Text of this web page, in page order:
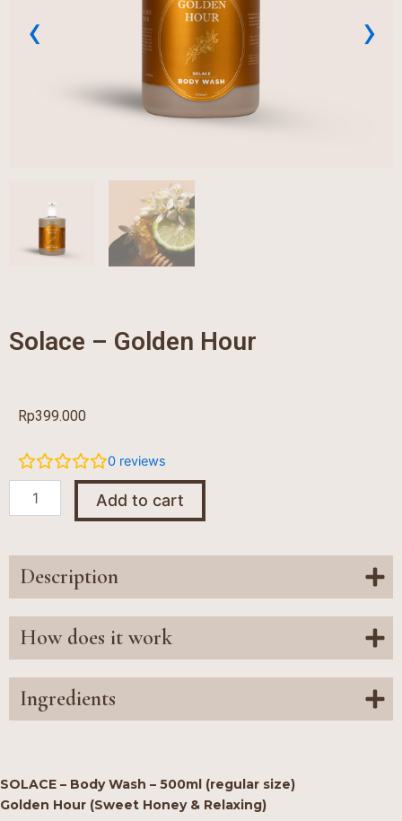
Solace – Golden Hour
Rp399.000
0 reviews
quantity
Add to cart
Description
How does it work
Ingredients
SOLACE – Body Wash – 500ml (regular size)
Golden Hour (Sweet Honey & Relaxing)